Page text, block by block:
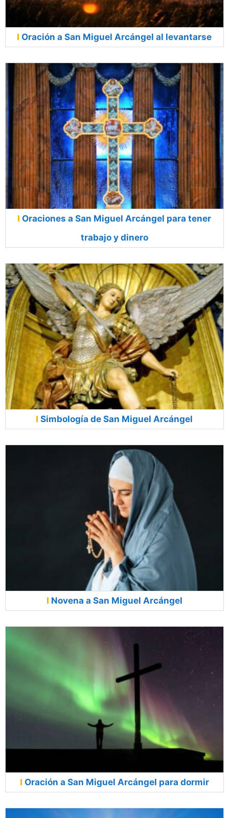
Oración a San Miguel Arcángel al levantarse
Oraciones a San Miguel Arcángel para tener
trabajo y dinero
Simbología de San Miguel Arcángel
Novena a San Miguel Arcángel
Oración a San Miguel Arcángel para dormir